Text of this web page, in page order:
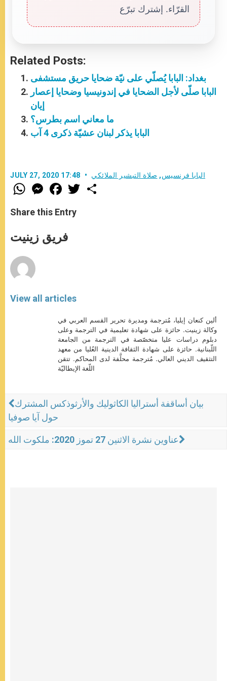
القرّاء. إشترك تبرّع
Related Posts:
بغداد: البابا يُصلّي على نيّة ضحايا حريق مستشفى
البابا صلّى لأجل الضحايا في إندونيسيا وضحايا إعصار
إيان
ما معاني اسم بطرس؟
البابا يذكر لبنان عشيّة ذكرى 4 آب
JULY 27, 2020 17:48 البابا فرنسيس, صلاة التبشير الملائكي
W
h
t
s
p
p
M
e
s
e
g
e
F
a
e
b
o
k
w
Share this Entry
فريق زينيت
View all articles
ألين كنعان إيليا، مُترجمة ومديرة تحرير القسم العربي في
وكالة زينيت. حائزة على شهادة تعليمية في الترجمة وعلى
دبلوم دراسات عليا متخصّصة في الترجمة من الجامعة
اللّبنانية. حائزة على شهادة الثقافة الدينية العُليا من معهد
التثقيف الديني العالي. مُترجمة محلَّفة لدى المحاكم. تتقن
اللّغة الإيطاليّة
بيان أساقفة أستراليا الكاثوليك والأرثوذكس المشترك
حول آيا صوفيا
عناوين نشرة الاثنين 27 تموز 2020: ملكوت الله